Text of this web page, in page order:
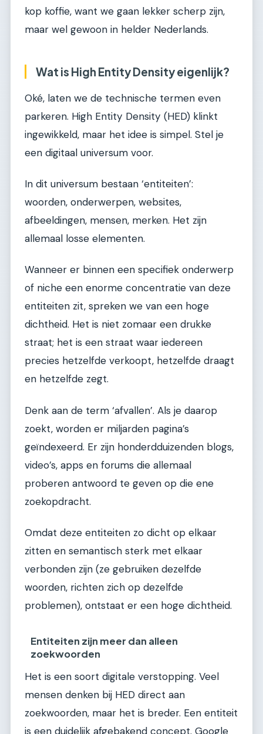
kop koffie, want we gaan lekker scherp zijn,
maar wel gewoon in helder Nederlands.
Wat is High Entity Density eigenlijk?
Oké, laten we de technische termen even
parkeren. High Entity Density (HED) klinkt
ingewikkeld, maar het idee is simpel. Stel je
een digitaal universum voor.
In dit universum bestaan ‘entiteiten’:
woorden, onderwerpen, websites,
afbeeldingen, mensen, merken. Het zijn
allemaal losse elementen.
Wanneer er binnen een specifiek onderwerp
of niche een enorme concentratie van deze
entiteiten zit, spreken we van een hoge
dichtheid. Het is niet zomaar een drukke
straat; het is een straat waar iedereen
precies hetzelfde verkoopt, hetzelfde draagt
en hetzelfde zegt.
Denk aan de term ‘afvallen’. Als je daarop
zoekt, worden er miljarden pagina’s
geïndexeerd. Er zijn honderdduizenden blogs,
video’s, apps en forums die allemaal
proberen antwoord te geven op die ene
zoekopdracht.
Omdat deze entiteiten zo dicht op elkaar
zitten en semantisch sterk met elkaar
verbonden zijn (ze gebruiken dezelfde
woorden, richten zich op dezelfde
problemen), ontstaat er een hoge dichtheid.
Entiteiten zijn meer dan alleen
zoekwoorden
Het is een soort digitale verstopping. Veel
mensen denken bij HED direct aan
zoekwoorden, maar het is breder. Een entiteit
is een duidelijk afgebakend concept. Google